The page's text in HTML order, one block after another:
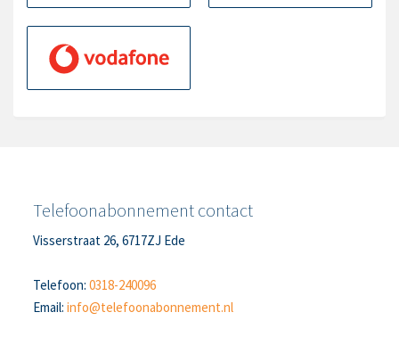
Telefoonabonnement contact
Visserstraat 26, 6717ZJ Ede
Telefoon:0318-240096
Email:info@telefoonabonnement.nl